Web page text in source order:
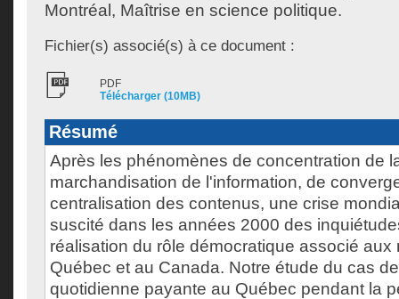
Montréal, Maîtrise en science politique.
Fichier(s) associé(s) à ce document :
PDF
Télécharger (10MB)
Résumé
Après les phénomènes de concentration de
marchandisation de l'information, de
centralisation des contenus, une crise
suscité dans les années 2000 des
réalisation du rôle démocratique associé aux
Québec et au Canada. Notre étude du cas
quotidienne payante au Québec pendant la